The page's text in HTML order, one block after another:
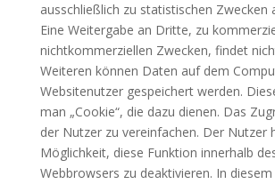
ausschließlich zu statistischen Zwecken
Eine Weitergabe an Dritte, zu
nichtkommerziellen Zwecken, findet
Weiteren können Daten auf dem
Websitenutzer gespeichert werden.
man „Cookie“, die dazu dienen. Das
der Nutzer zu vereinfachen. Der Nutzer
Möglichkeit, diese Funktion innerhalb
Webbrowsers zu deaktivieren. In diesem